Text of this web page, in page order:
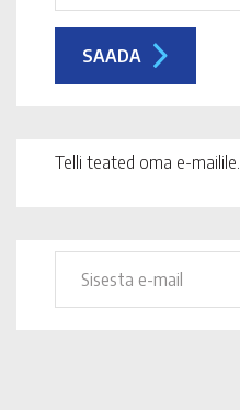
Telli teated oma e-mailile.